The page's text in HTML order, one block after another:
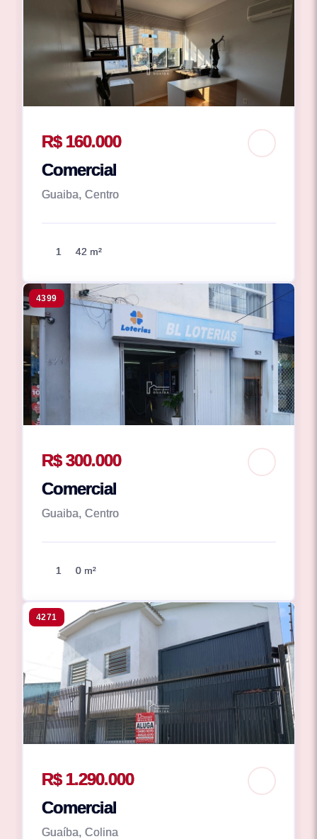
R$ 160.000
Comercial
Guaiba, Centro
1 42 m²
4399
R$ 300.000
Comercial
Guaiba, Centro
1 0 m²
4271
R$ 1.290.000
Comercial
Guaíba, Colina